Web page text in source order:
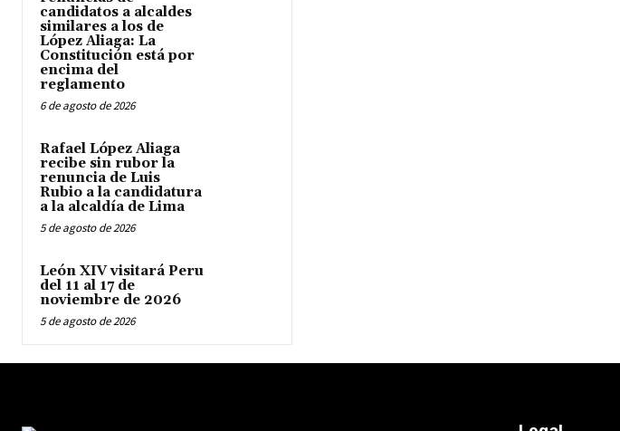
candidatos a alcaldes
similares a los de
López Aliaga: La
Constitución está por
encima del
reglamento
6 de agosto de 2026
Rafael López Aliaga
recibe sin rubor la
renuncia de Luis
Rubio a la candidatura
a la alcaldía de Lima
5 de agosto de 2026
León XIV visitará Peru
del 11 al 17 de
noviembre de 2026
5 de agosto de 2026